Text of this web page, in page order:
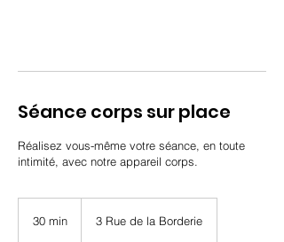
Séance corps sur place
Réalisez vous-même votre séance, en toute
intimité, avec notre appareil corps.
30 min 3 Rue de la Borderie